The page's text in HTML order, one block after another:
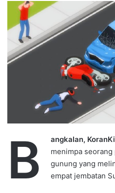
B angkalan,
menimpa
gunung yang
empat jembatan